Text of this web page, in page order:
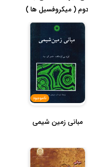
دوم ( میکروفسیل ها )
ناموجود
مبانی زمین شیمی